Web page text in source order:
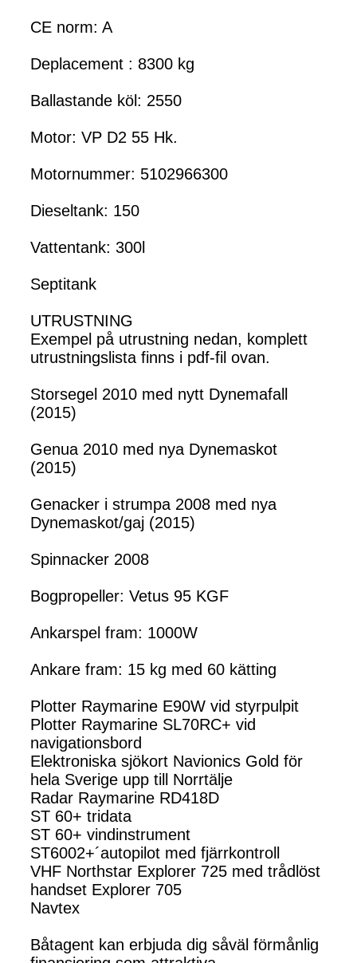
CE norm: A
Deplacement : 8300 kg
Ballastande köl: 2550
Motor: VP D2 55 Hk.
Motornummer: 5102966300
Dieseltank: 150
Vattentank: 300l
Septitank
UTRUSTNING
Exempel på utrustning nedan, komplett
utrustningslista finns i pdf-fil ovan.
Storsegel 2010 med nytt Dynemafall
(2015)
Genua 2010 med nya Dynemaskot
(2015)
Genacker i strumpa 2008 med nya
Dynemaskot/gaj (2015)
Spinnacker 2008
Bogpropeller: Vetus 95 KGF
Ankarspel fram: 1000W
Ankare fram: 15 kg med 60 kätting
Plotter Raymarine E90W vid styrpulpit
Plotter Raymarine SL70RC+ vid
navigationsbord
Elektroniska sjökort Navionics Gold för
hela Sverige upp till Norrtälje
Radar Raymarine RD418D
ST 60+ tridata
ST 60+ vindinstrument
ST6002+´autopilot med fjärrkontroll
VHF Northstar Explorer 725 med trådlöst
handset Explorer 705
Navtex
Båtagent kan erbjuda dig såväl förmånlig